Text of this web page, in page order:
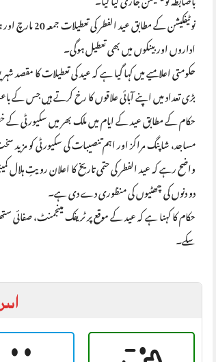
اداروں اور بینکوں میں بھی تعطیل ہوگی۔
حکومتی اعلامیے میں کہا گیا ہے کہ عید کی تعطیلات کا
بڑی تعداد میں اپنے آبائی علاقوں کا رخ کرتے ہیں جس
حکام کے مطابق عید کے ایام میں ملک بھر میں سکیورٹی
مساجد، شاپنگ مراکز اور اہم تنصیبات کی سکیورٹی کو
واضح رہے کہ عید الفطر کی حتمی تاریخ کا اعلان رویتِ
دو دنوں کی چھٹیوں کی منظوری دے دی ہے۔
حکام کا کہنا ہے کہ عید کے موقع پر ٹریفک مینجمنٹ،
سکے۔